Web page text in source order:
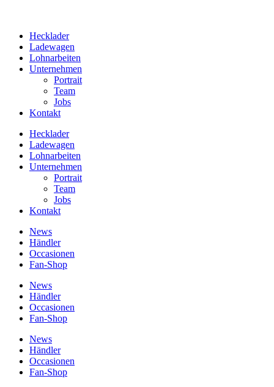
Hecklader
Ladewagen
Lohnarbeiten
Unternehmen
Portrait
Team
Jobs
Kontakt
Hecklader
Ladewagen
Lohnarbeiten
Unternehmen
Portrait
Team
Jobs
Kontakt
News
Händler
Occasionen
Fan-Shop
News
Händler
Occasionen
Fan-Shop
News
Händler
Occasionen
Fan-Shop